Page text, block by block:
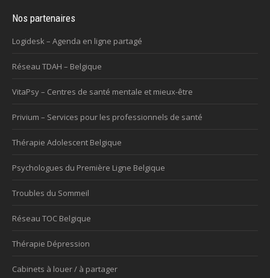
Nos partenaires
Logidesk – Agenda en ligne partagé
Réseau TDAH – Belgique
VitaPsy – Centres de santé mentale et mieux-être
Privium – Services pour les professionnels de santé
Thérapie Adolescent Belgique
Psychologues du Première Ligne Belgique
Troubles du Sommeil
Réseau TOC Belgique
Thérapie Dépression
Cabinets à louer / à partager